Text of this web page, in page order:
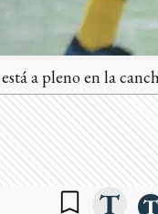
a pleno en la